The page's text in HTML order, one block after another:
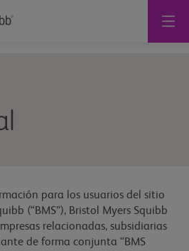
para los usuarios del sitio
(“BMS”), Bristol Myers Squibb
relacionadas, subsidiarias
de forma conjunta “BMS